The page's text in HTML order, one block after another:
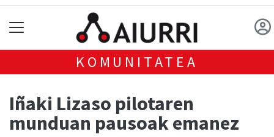
KOMUNITATEA
Iñaki Lizaso pilotaren
munduan pausoak emanez